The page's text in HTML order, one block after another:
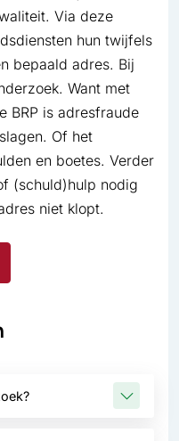
Via deze
hun twijfels
bepaald adres. Bij
Want met
BRP is adresfraude
Of het
en boetes. Verder
(schuld)hulp nodig
niet klopt.